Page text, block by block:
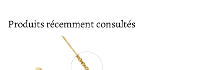
Produits récemment consultés